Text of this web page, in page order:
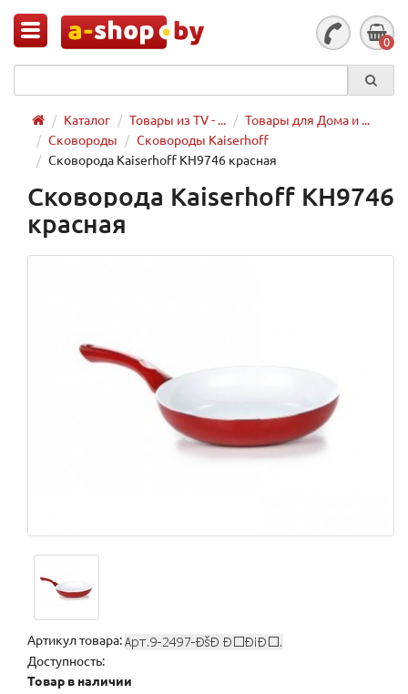
0
Каталог Товары из TV - ...
Товары для Дома и ...
Сковороды
Сковороды Kaiserhoff
Сковорода Kaiserhoff KH9746 красная
Сковорода Kaiserhoff KH9746
красная
Артикул товара:
Доступность:
Товар в наличии